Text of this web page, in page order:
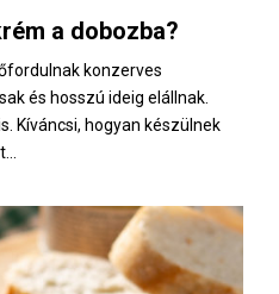
a dobozba?
konzerves
és hosszú ideig elállnak.
Kíváncsi, hogyan készülnek